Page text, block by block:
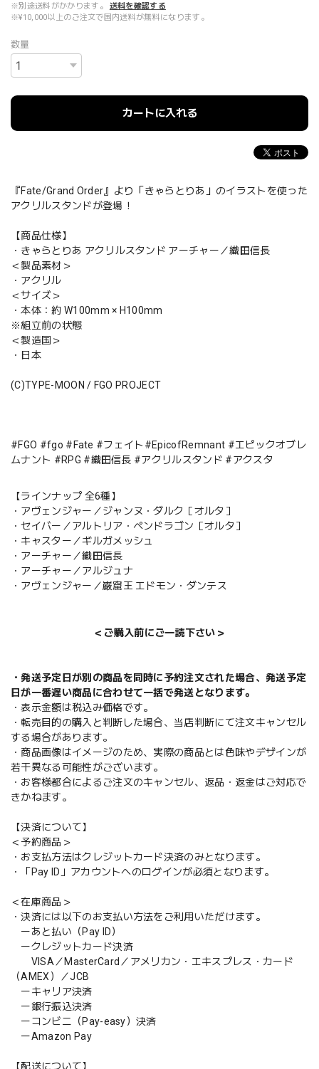
※別途送料がかかります。
送料を確認する
※¥10,000以上のご注文で国内送料が無料になります。
数量
カートに入れる
『Fate/Grand Order』より「きゃらとりあ」のイラストを使った
アクリルスタンドが登場！
【商品仕様】
・きゃらとりあ アクリルスタンド アーチャー／織田信長
＜製品素材＞
・アクリル
＜サイズ＞
・本体：約 W100mm × H100mm
※組立前の状態
＜製造国＞
・日本
(C)TYPE-MOON / FGO PROJECT
#FGO #fgo #Fate #フェイト#EpicofRemnant #エピックオブレ
ムナント #RPG #織田信長 #アクリルスタンド #アクスタ
【ラインナップ 全6種】
・アヴェンジャー／ジャンヌ・ダルク［オルタ］
・セイバー／アルトリア・ペンドラゴン［オルタ］
・キャスター／ギルガメッシュ
・アーチャー／織田信長
・アーチャー／アルジュナ
・アヴェンジャー／巌窟王 エドモン・ダンテス
＜ご購入前にご一読下さい＞
・発送予定日が別の商品を同時に予約注文された場合、発送予定
日が一番遅い商品に合わせて一括で発送となります。
・表示金額は税込み価格です。
・転売目的の購入と判断した場合、当店判断にて注文キャンセル
する場合があります。
・商品画像はイメージのため、実際の商品とは色味やデザインが
若干異なる可能性がございます。
・お客様都合によるご注文のキャンセル、返品・返金はご対応で
きかねます。
【決済について】
＜予約商品＞
・お支払方法はクレジットカード決済のみとなります。
・「Pay ID」アカウントへのログインが必須となります。
＜在庫商品＞
・決済には以下のお支払い方法をご利用いただけます。
ーあと払い（Pay ID）
ークレジットカード決済
VISA／MasterCard／アメリカン・エキスプレス・カード
（AMEX）／JCB
ーキャリア決済
ー銀行振込決済
ーコンビニ（Pay-easy）決済
ーAmazon Pay
【配送について】